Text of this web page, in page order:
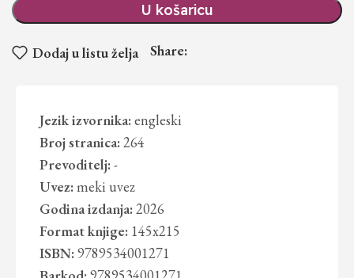
U košaricu
Dodaj u listu želja Share:
Jezik izvornika: engleski
Broj stranica: 264
Prevoditelj: -
Uvez: meki uvez
Godina izdanja: 2026
Format knjige: 145x215
ISBN: 9789534001271